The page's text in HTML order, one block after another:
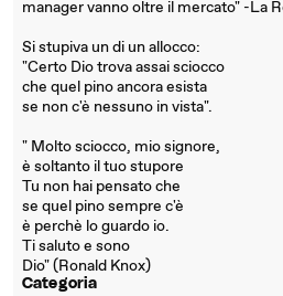
manager vanno oltre il mercato" -La
Si stupiva un di un allocco:
"Certo Dio trova assai sciocco
che quel pino ancora esista
se non c'è nessuno in vista".
" Molto sciocco, mio signore,
è soltanto il tuo stupore
Tu non hai pensato che
se quel pino sempre c'è
è perchè lo guardo io.
Ti saluto e sono
Dio" (Ronald Knox)
Categoria